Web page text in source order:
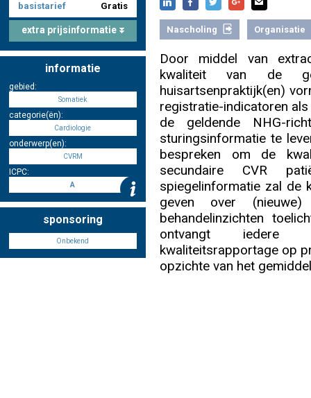
Nascholing aanmelden
Registreren
Inloggen
basistarief Gratis
extra prijsinformatie
informatie
gebied:
Somatiek
categorie(ën):
Cardiologie
onderwerp(en):
CVRM
ICPC:
A
sponsoring
Onbekend
Nascholing Organisatie
Door middel van
kwaliteit van de
huisartsenpraktijk(en)
registratie-indicatoren
de geldende NHG-
sturingsinformatie te
bespreken om de
secundaire CVR
spiegelinformatie zal de
geven over
behandelinzichten
ontvangt iedere
kwaliteitsrapportage op
opzichte van het